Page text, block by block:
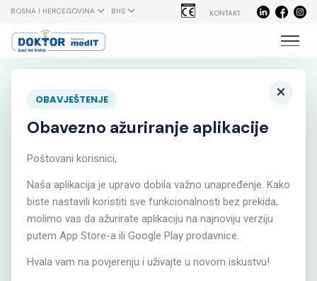
BOSNA I HERCEGOVINA BHS KONTAKT
×
OBAVJEŠTENJE
Obavezno ažuriranje aplikacije
Poštovani korisnici,
Naša aplikacija je upravo dobila važno unapređenje. Kako
biste nastavili koristiti sve funkcionalnosti bez prekida,
molimo vas da ažurirate aplikaciju na najnoviju verziju
putem App Store-a ili Google Play prodavnice.
Hvala vam na povjerenju i uživajte u novom iskustvu!
Online
komuniciraj sa
svojim doktorom